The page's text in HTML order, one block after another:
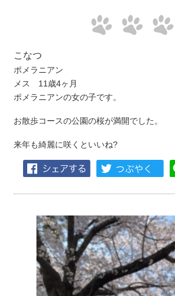
こなつ
ポメラニアン
メス 11歳4ヶ月
ポメラニアンの女の子です。
お散歩コースの公園の桜が満開でした。
来年も綺麗に咲くといいね?